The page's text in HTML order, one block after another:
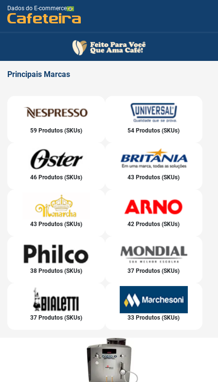
Dados do E-commerce
Cafeteira
Principais Marcas
59 Produtos (SKUs) 54 Produtos (SKUs)
46 Produtos (SKUs) 43 Produtos (SKUs)
43 Produtos (SKUs) 42 Produtos (SKUs)
38 Produtos (SKUs) 37 Produtos (SKUs)
37 Produtos (SKUs) 33 Produtos (SKUs)